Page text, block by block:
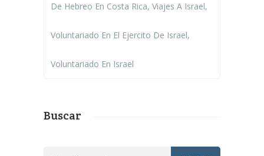
De Hebreo En Costa Rica, Viajes A Israel,
Voluntariado En El Ejercito De Israel,
Voluntariado En Israel
Buscar